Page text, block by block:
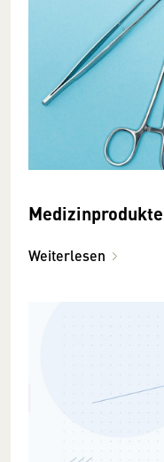
Weiterlesen